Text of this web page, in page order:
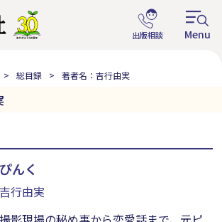
総目録 著者名：吉行由実
ぴんく
吉行由実